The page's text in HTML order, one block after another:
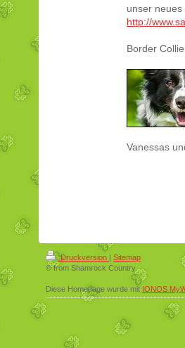
unser neues
http://
Border
Vanessas
Druckversion | Sitemap
© from Shamrock Country
Diese Homepage wurde mit IONOS